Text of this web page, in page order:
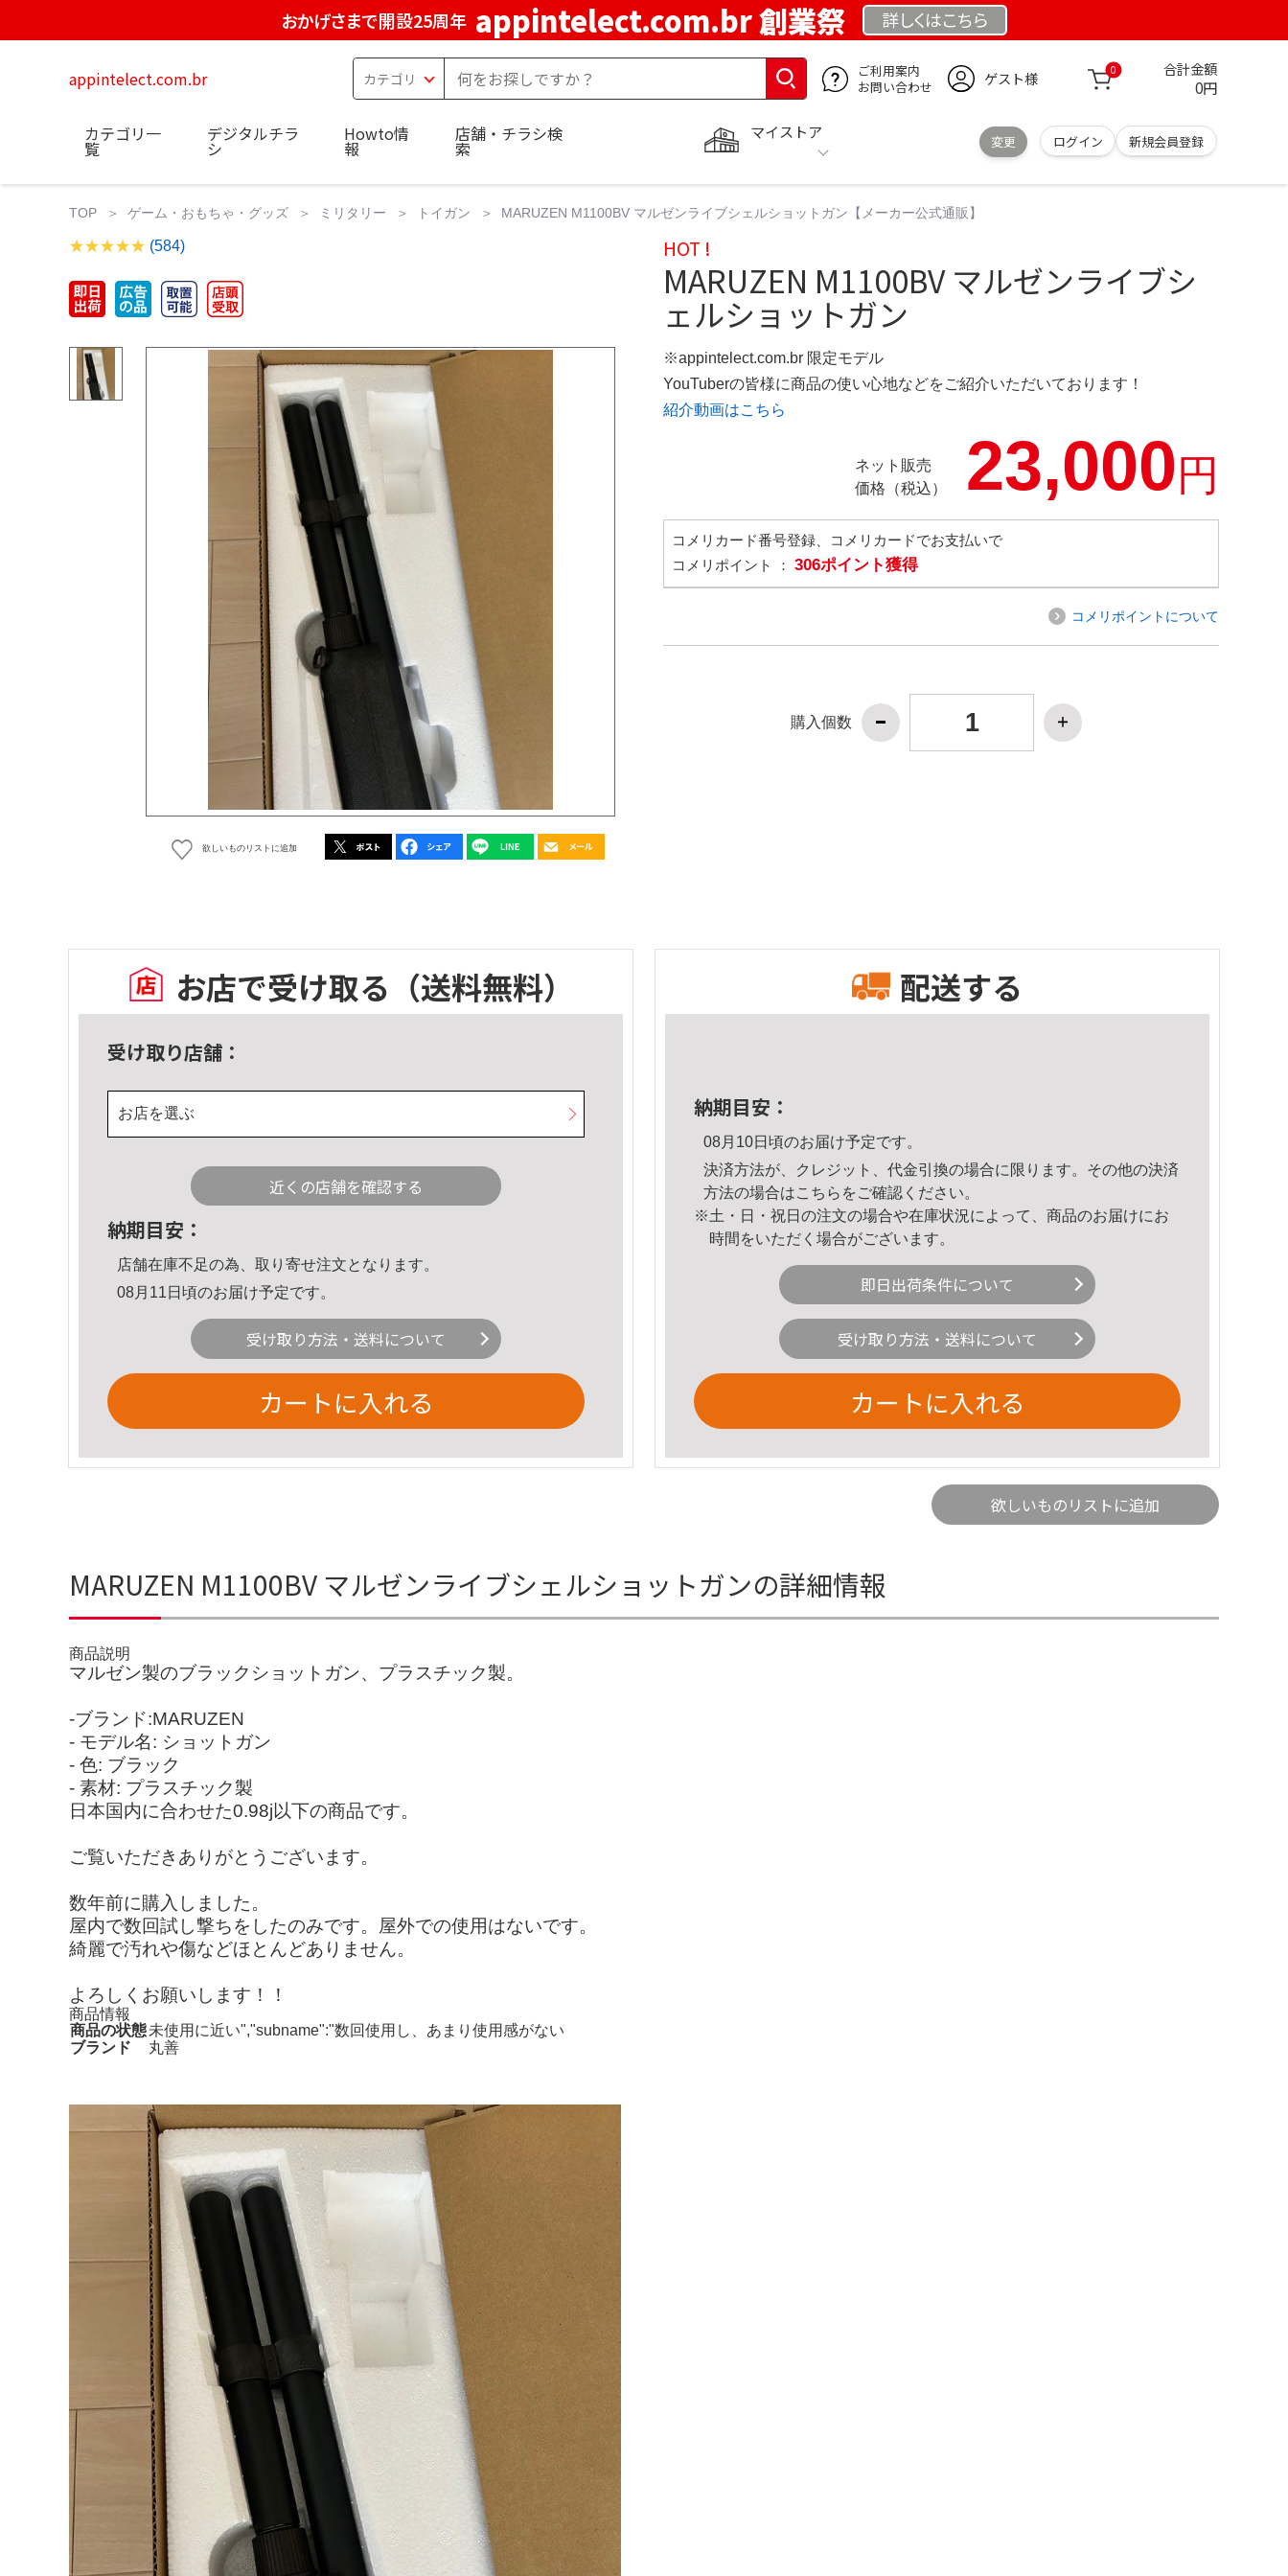
おかげさまで開設25周年 appintelect.com.br 創業祭 詳しくはこちら
appintelect.com.br
ご利用案内
お問い合わせ
ゲスト様 0 合計金額
0円
マイストア
変更 ログイン 新規会員登録
カテゴリ一
覧
デジタルチラ
シ
Howto情
報
店舗・チラシ検
索
TOP ゲーム・おもちゃ・グッズ ミリタリー トイガン MARUZEN M1100BV マルゼンライブシェルショットガン【メーカー公式通販】
(584)
欲しいものリストに追加
HOT !
MARUZEN M1100BV マルゼンライブシ
ェルショットガン
※appintelect.com.br 限定モデル
YouTuberの皆様に商品の使い心地などをご紹介いただいております！
紹介動画はこちら
ネット販売
価格（税込）
23,000円
コメリカード番号登録、コメリカードでお支払いで
コメリポイント ： 306ポイント獲得
コメリポイントについて
購入個数
お店で受け取る （送料無料）
受け取り店舗：
お店を選ぶ
近くの店舗を確認する
納期目安：
店舗在庫不足の為、取り寄せ注文となります。
08月11日頃のお届け予定です。
受け取り方法・送料について
カートに入れる
配送する
納期目安：
08月10日頃のお届け予定です。
決済方法が、クレジット、代金引換の場合に限ります。その他の決済
方法の場合はこちら をご確認ください。
※土・日・祝日の注文の場合や在庫状況によって、商品のお届けにお
時間をいただく場合がございます。
即日出荷条件について
受け取り方法・送料について
カートに入れる
欲しいものリストに追加
MARUZEN M1100BV マルゼンライブシェルショットガンの詳細情報
商品説明
マルゼン製のブラックショットガン、プラスチック製。
-ブランド:MARUZEN
- モデル名: ショットガン
- 色: ブラック
- 素材: プラスチック製
日本国内に合わせた0.98j以下の商品です。
ご覧いただきありがとうございます。
数年前に購入しました。
屋内で数回試し撃ちをしたのみです。屋外での使用はないです。
綺麗で汚れや傷などほとんどありません。
よろしくお願いします！！
商品情報
商品の状態未使用に近い","subname":"数回使用し、あまり使用感がない
ブランド
丸善